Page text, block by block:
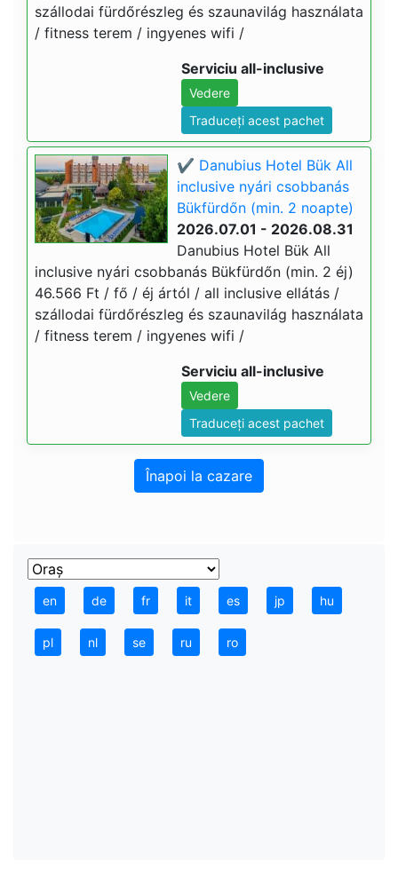
szállodai fürdőrészleg és szaunavilág használata
/ fitness terem / ingyenes wifi /
Serviciu all-inclusive
Vedere
Traduceți acest pachet
✔️ Danubius Hotel Bük All
inclusive nyári csobbanás
Bükfürdőn (min. 2 noapte)
2026.07.01 - 2026.08.31
Danubius Hotel Bük All
inclusive nyári csobbanás Bükfürdőn (min. 2 éj)
46.566 Ft / fő / éj ártól / all inclusive ellátás /
szállodai fürdőrészleg és szaunavilág használata
/ fitness terem / ingyenes wifi /
Serviciu all-inclusive
Vedere
Traduceți acest pachet
Înapoi la cazare
en de fr it es jp hu
pl nl se ru ro